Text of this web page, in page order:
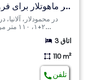
۲+۱، ۱۱۰ متر مربع، کاملاً مبله. ساختمان جدید، استخر، باش...
3 اتاق
110 m²
تلفن